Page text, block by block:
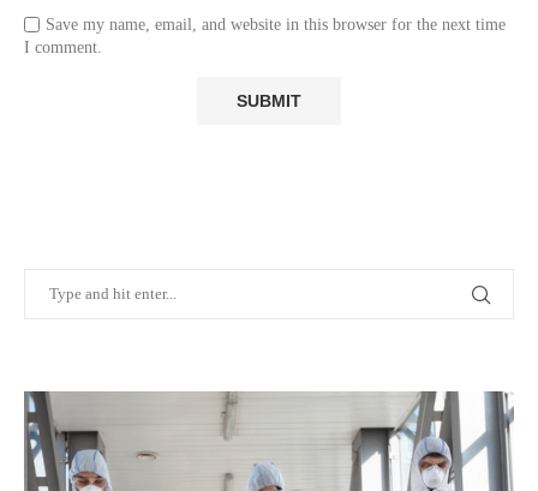
Save my name, email, and website in this browser for the next time
I comment.